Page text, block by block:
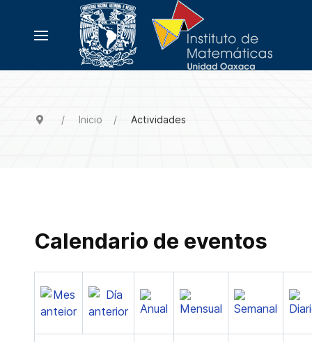
Inicio Actividades
Calendario de eventos